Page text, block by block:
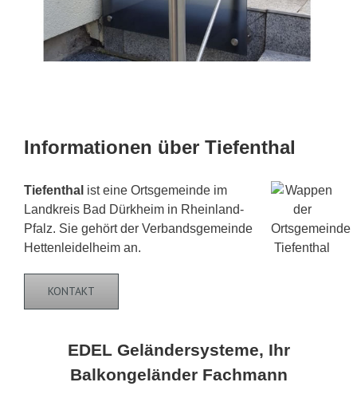
Informationen über Tiefenthal
Tiefenthal ist eine Ortsgemeinde im
Landkreis Bad Dürkheim in Rheinland-
Pfalz. Sie gehört der Verbandsgemeinde
Hettenleidelheim an.
KONTAKT
EDEL Geländersysteme, Ihr
Balkongeländer Fachmann